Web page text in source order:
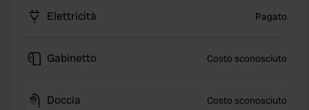
Elettricità Pagato
Gabinetto Costo sconosciuto
Doccia Costo sconosciuto